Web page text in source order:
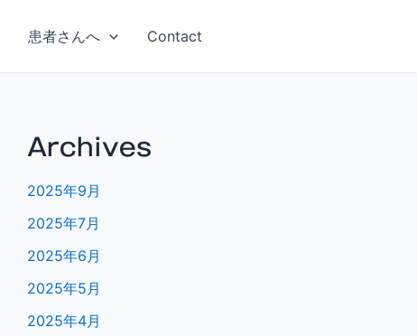
患者さんへ Contact
Archives
2025年9月
2025年7月
2025年6月
2025年5月
2025年4月